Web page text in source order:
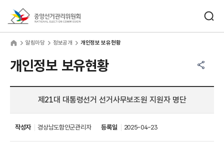
알림마당 정보공개 개인정보 보유현황
개인정보 보유현황
제21대 대통령선거 선거사무보조원 지원자 명단
작성자 경상남도함안군관리자 등록일 2025-04-23